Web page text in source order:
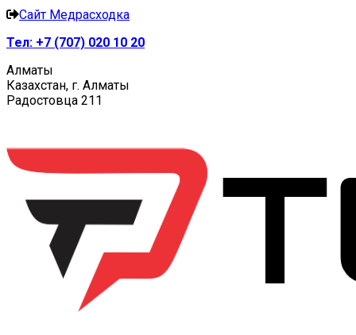
Сайт Медрасходка
Тел: +7 (707) 020 10 20
Алматы
Казахстан, г. Алматы
Радостовца 211